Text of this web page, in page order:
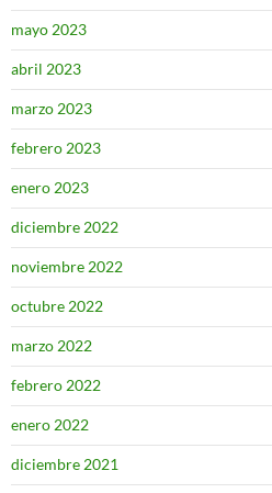
mayo 2023
abril 2023
marzo 2023
febrero 2023
enero 2023
diciembre 2022
noviembre 2022
octubre 2022
marzo 2022
febrero 2022
enero 2022
diciembre 2021